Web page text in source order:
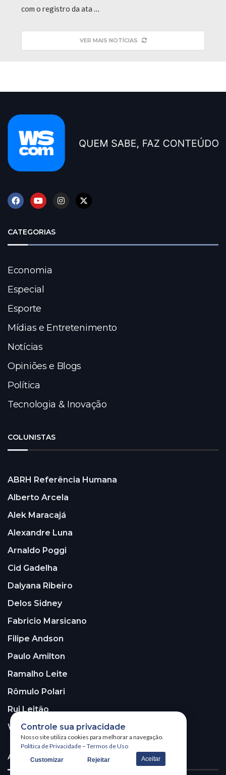
com o registro da ata …
VER MAIS NOTÍCIAS
CATEGORIAS
Economia
Especial
Esporte
Mídias e Entretenimento
Notícias
Opiniões e Blogs
Política
Tecnologia & Inovação
COLUNISTAS
ABRH Referência Humana
Alberto Arcela
Alek Maracajá
Alexandre Luna
Arnaldo Poggi
Cid Gadelha
Dalyana Ribeiro
Delos Sidney
Fabricio Marsicano
Filipe Andson
Paulo Amilton
Ramalho Leite
Rômulo Polari
Rui Leitão
Walter Santos
ASSINE A NOSSA NEWSLETTER!
Controle sua privacidade
Nosso site utiliza cookies para melhorar a navegação.
Política de Privacidade – Termos de Uso
Customizar Rejeitar Aceitar